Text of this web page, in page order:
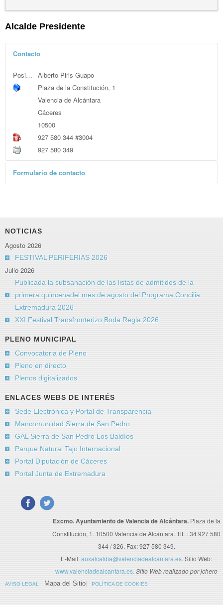
Alcalde Presidente
Contacto
Posición:
Alberto Piris Guapo
Plaza de la Constitución, 1
Valencia de Alcántara
Cáceres
10500
927 580 344 #3004
927 580 349
Formulario de contacto
Nombre*
Correo electrónico*
Asunto*
Envíeme una copia (opcional)
NOTICIAS
Agosto 2026
FESTIVAL PERIFERIAS 2026
Julio 2026
Publicada la subsanación de las listas de admitidos de la
primera quincenadel mes de agosto del Programa Concilia
Extremadura 2026
XXI Festival Transfronterizo Boda Regia 2026
PLENO MUNICIPAL
Convocatoria de Pleno
Pleno en directo
Plenos digitalizados
ENLACES WEBS DE INTERÉS
Sede Electrónica y Portal de Transparencia
Mancomunidad Sierra de San Pedro
GAL Sierra de San Pedro Los Baldíos
Parque Natural Tajo Internacional
Portal Diputación de Cáceres
Portal Junta de Extremadura
Excmo. Ayuntamiento de Valencia de Alcántara. Plaza de la
Constitución, 1. 10500 Valencia de Alcántara. Tlf: +34 927 580
344 / 326. Fax: 927 580 349.
E-Mail:auxalcaldia@valenciadealcantara.es. Sitio Web:
www.valenciadealcantara.es.Sitio Web realizado por jchero
AVISO LEGAL Mapa del Sitio POLÍTICA DE COOKIES